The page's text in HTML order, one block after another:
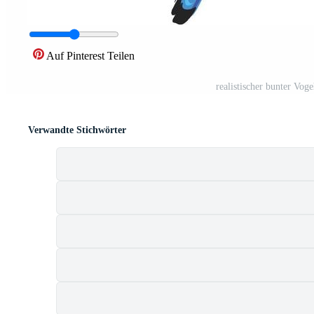
Auf Pinterest Teilen
realistischer bunter
Verwandte Stichwörter